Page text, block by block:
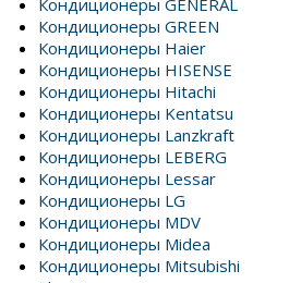
Кондиционеры GENERAL
Кондиционеры GREEN
Кондиционеры Haier
Кондиционеры HISENSE
Кондиционеры Hitachi
Кондиционеры Kentatsu
Кондиционеры Lanzkraft
Кондиционеры LEBERG
Кондиционеры Lessar
Кондиционеры LG
Кондиционеры MDV
Кондиционеры Midea
Кондиционеры Mitsubishi